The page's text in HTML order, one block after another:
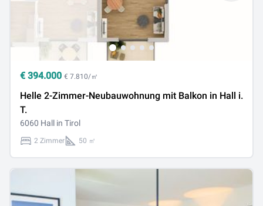
€ 394.000 € 7.810/㎡
Helle 2-Zimmer-Neubauwohnung mit Balkon in Hall i.
T.
6060 Hall in Tirol
2 Zimmer 50 ㎡